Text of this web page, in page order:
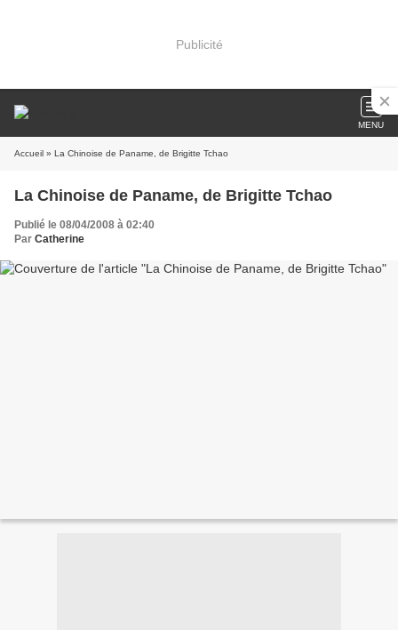
Publicité
MENU
Accueil » La Chinoise de Paname, de Brigitte Tchao
La Chinoise de Paname, de Brigitte Tchao
Publié le 08/04/2008 à 02:40
Par Catherine